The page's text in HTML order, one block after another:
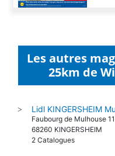
Les autres
25km de
> Lidl KINGERSHEIM
Faubourg de Mulhouse
68260 KINGERSHEIM
2 Catalogues